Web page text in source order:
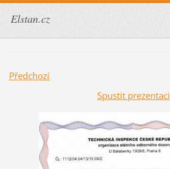
Elstan.cz
Předchozí
Spustit prezentaci